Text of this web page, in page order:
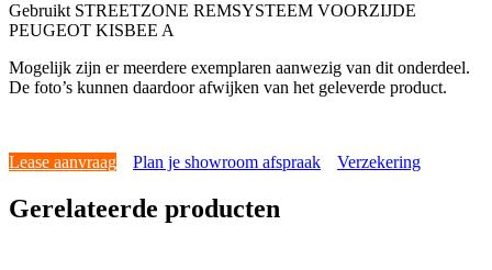
Gebruikt STREETZONE REMSYSTEEM VOORZIJDE
PEUGEOT KISBEE A
Mogelijk zijn er meerdere exemplaren aanwezig van dit onderdeel.
De foto’s kunnen daardoor afwijken van het geleverde product.
Lease aanvraag Plan je showroom afspraak Verzekering
Gerelateerde producten